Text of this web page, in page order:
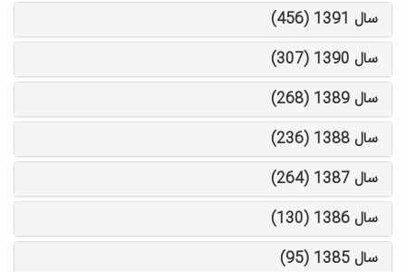
سال 1391 (456)
سال 1390 (307)
سال 1389 (268)
سال 1388 (236)
سال 1387 (264)
سال 1386 (130)
سال 1385 (95)